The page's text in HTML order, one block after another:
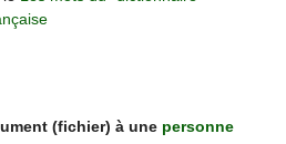
(fichier) à une personne